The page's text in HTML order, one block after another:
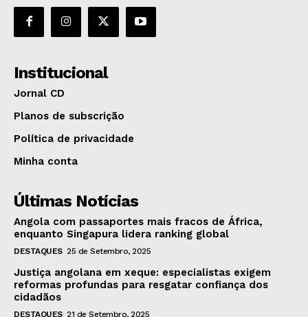
Institucional
Jornal CD
Planos de subscrição
Política de privacidade
Minha conta
Últimas Notícias
Angola com passaportes mais fracos de África,
enquanto Singapura lidera ranking global
DESTAQUES 25 de Setembro, 2025
Justiça angolana em xeque: especialistas exigem
reformas profundas para resgatar confiança dos
cidadãos
DESTAQUES 21 de Setembro, 2025